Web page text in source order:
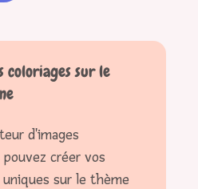
coloriages sur le
d'images
créer vos
sur le thème